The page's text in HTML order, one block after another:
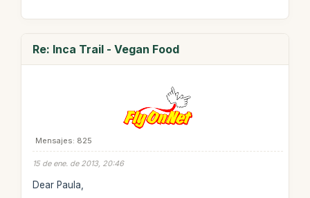
Re: Inca Trail - Vegan Food
Mensajes: 825
15 de ene. de 2013, 20:46
Dear Paula,